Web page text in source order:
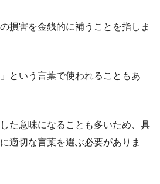
損害を金銭的に補うことを指しま
という言葉で使われることもあ
た意味になることも多いため、具
適切な言葉を選ぶ必要がありま